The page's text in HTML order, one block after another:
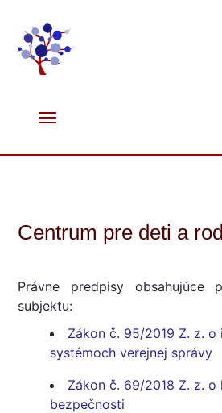
Centrum pre deti a
Právne predpisy obsahujúce
subjektu:
Zákon č. 95/2019 Z. z. o
systémoch verejnej správy
Zákon č. 69/2018 Z. z. o
bezpečnosti